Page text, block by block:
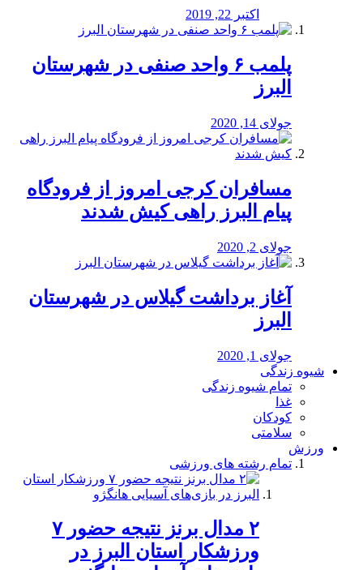
اکتبر 22, 2019
پلمب ۶ واحد صنفی در شهرستان
البرز
جولای 14, 2020
مسافران کرجی امروز از فرودگاه
پیام البرز راهی کیش شدند
جولای 2, 2020
آغاز برداشت گیلاس در شهرستان
البرز
جولای 1, 2020
شیوه زندگی
تمام شیوه زندگی
غذا
کودکان
سلامتی
ورزش
تمام رشته های ورزشی
۲ مدال برنز نتیجه حضور ۷
ورزشکار استان البرز در